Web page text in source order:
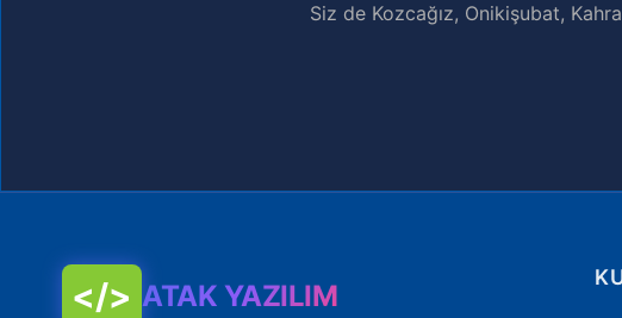
Siz de Kozcağız, Onikişubat,
</> ATAK YAZILIM